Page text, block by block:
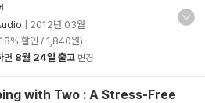
2012년 03월
할인 / 1,840원)
면 8월 24일 출고 변경
with Two : A Stress-Free